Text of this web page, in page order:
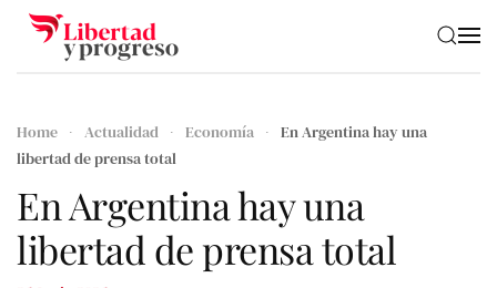
Skip to main content
Home Actualidad Economía
En Argentina hay una
libertad de prensa total
En Argentina hay una
libertad de prensa total